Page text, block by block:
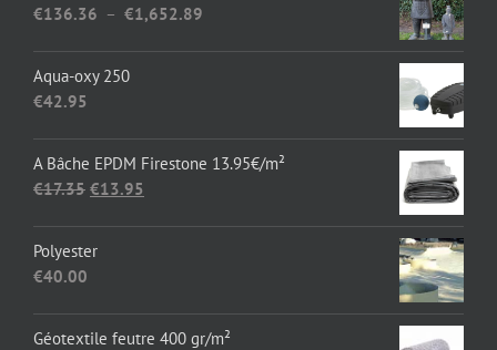
€136.36 – €1,652.89
€1,652.89
Aqua-oxy 250
€42.95
A Bâche EPDM Firestone 13.95€/m²
€17.35 Le
était :
€13.95
Polyester
€40.00
Géotextile feutre 400 gr/m²